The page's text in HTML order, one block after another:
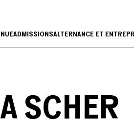
ADMISSIONSALTERNANCE ET
SCHER